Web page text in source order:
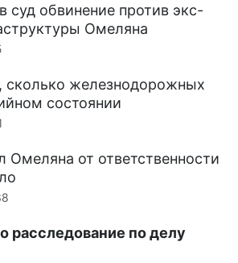
суд обвинение против экс-
Омеляна
сколько железнодорожных
состоянии
Омеляна от ответственности
расследование по делу